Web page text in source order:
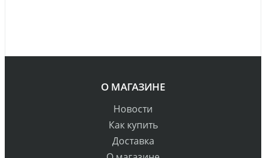
О МАГАЗИНЕ
Новости
Как купить
Доставка